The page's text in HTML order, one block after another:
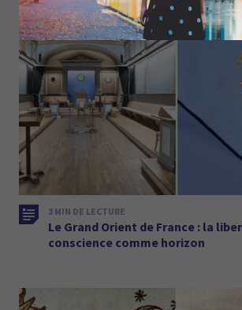
3 MIN DE LECTURE
Le Grand Orient de France : la
conscience comme horizon